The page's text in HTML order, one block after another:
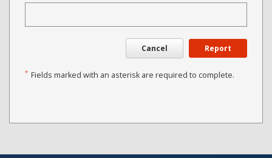
Cancel Report
* Fields marked with an asterisk are required to complete.